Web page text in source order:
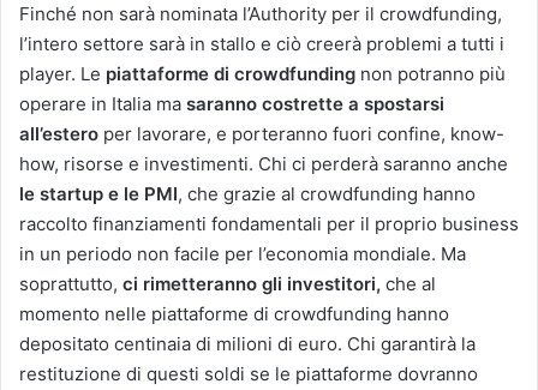
Finché non sarà nominata l’Authority per il crowdfunding,
l’intero settore sarà in stallo e ciò creerà problemi a tutti i
player. Le piattaforme di crowdfunding non potranno più
operare in Italia ma saranno costrette a spostarsi
all’estero per lavorare, e porteranno fuori confine, know-
how, risorse e investimenti. Chi ci perderà saranno anche
le startup e le PMI, che grazie al crowdfunding hanno
raccolto finanziamenti fondamentali per il proprio business
in un periodo non facile per l’economia mondiale. Ma
soprattutto, ci rimetteranno gli investitori, che al
momento nelle piattaforme di crowdfunding hanno
depositato centinaia di milioni di euro. Chi garantirà la
restituzione di questi soldi se le piattaforme dovranno